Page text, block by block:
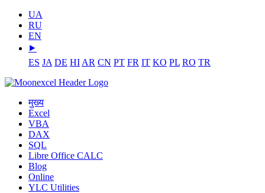
UA
RU
EN
⯈
ES JA DE HI AR CN PT FR IT KO PL RO TR
मुख्य
Excel
VBA
DAX
SQL
Libre Office CALC
Blog
Online
YLC Utilities